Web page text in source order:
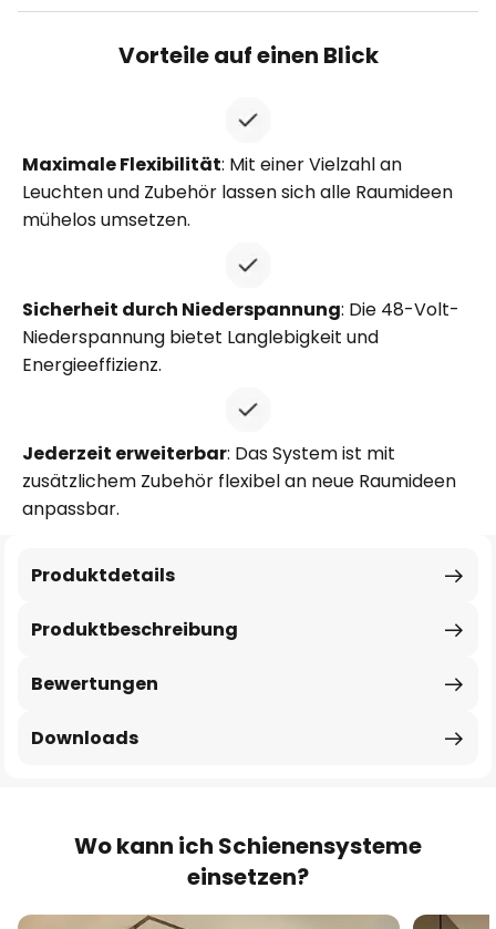
Vorteile auf einen Blick
Maximale Flexibilität: Mit einer Vielzahl an
Leuchten und Zubehör lassen sich alle Raumideen
mühelos umsetzen.
Sicherheit durch Niederspannung: Die 48-Volt-
Niederspannung bietet Langlebigkeit und
Energieeffizienz.
Jederzeit erweiterbar: Das System ist mit
zusätzlichem Zubehör flexibel an neue Raumideen
anpassbar.
Wo kann ich Schienensysteme
einsetzen?
Produktbeschreibung
Produktdetails
Bewertungen
Downloads